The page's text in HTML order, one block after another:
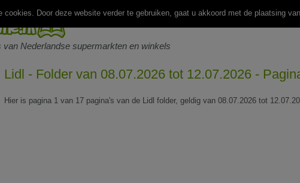
van Nederlandse supermarkten en winkels
Lidl - Folder van 08.07.2026 tot 12.07.2026 -
Hier is pagina 1 van 17 pagina's van de Lidl folder, geldig van 08.07.2026 tot
cookies. Door deze website verder te gebruiken, gaat u akkoord met de plaatsing